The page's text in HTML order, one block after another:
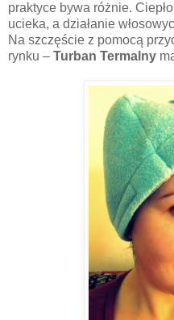
praktyce bywa różnie.
ucieka, a działanie
Na szczęście z pomocą
rynku – Turban Termalny